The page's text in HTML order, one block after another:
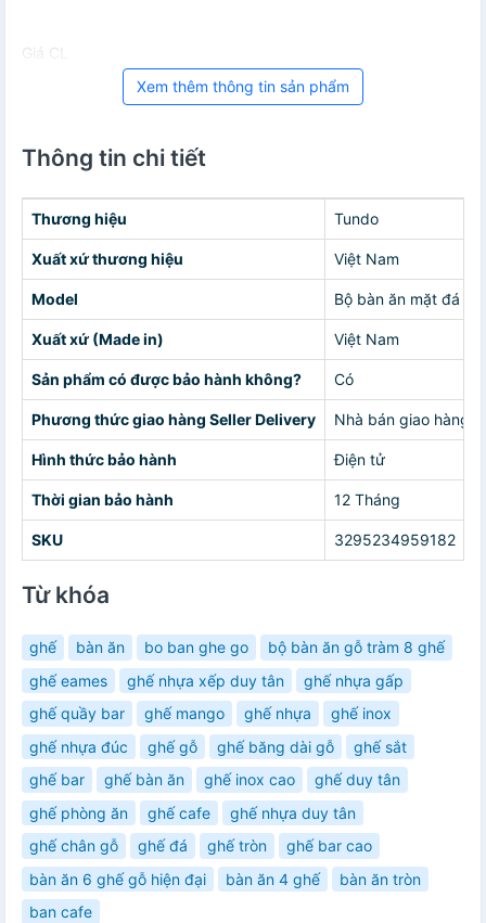
Giá CL
Xem thêm thông tin sản phẩm
Thông tin chi tiết
Thương hiệu Tundo
Xuất xứ thương hiệu Việt Nam
Model Bộ bàn ăn mặt đá 4
Xuất xứ (Made in) Việt Nam
Sản phẩm có được bảo hành không? Có
Phương thức giao hàng Seller Delivery Nhà bán giao hàng
Hình thức bảo hành Điện tử
Thời gian bảo hành 12 Tháng
SKU 3295234959182
Từ khóa
ghế bàn ăn bo ban ghe go
bộ bàn ăn gỗ tràm 8 ghế
ghế eames
ghế nhựa xếp duy tân
ghế nhựa gấp
ghế quầy bar
ghế mango ghế nhựa
ghế inox
ghế nhựa đúc
ghế gỗ ghế băng dài gỗ
ghế sắt
ghế bar
ghế bàn ăn ghế inox cao
ghế duy tân
ghế phòng ăn
ghế cafe
ghế nhựa duy tân
ghế chân gỗ
ghế đá ghế tròn
ghế bar cao
bàn ăn 6 ghế gỗ hiện đại
bàn ăn 4 ghế
bàn ăn tròn
ban cafe